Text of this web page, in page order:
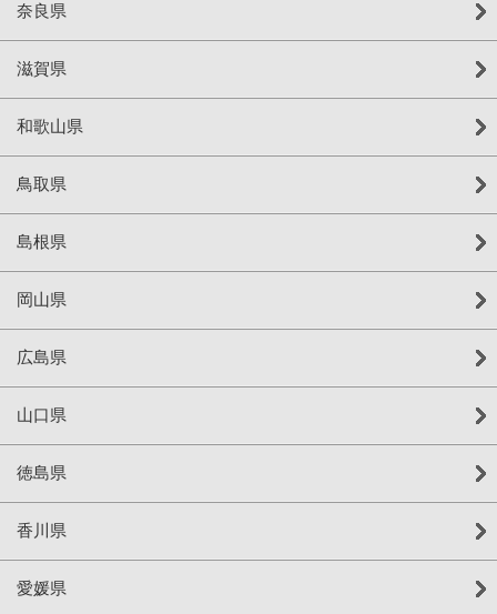
奈良県
滋賀県
和歌山県
鳥取県
島根県
岡山県
広島県
山口県
徳島県
香川県
愛媛県